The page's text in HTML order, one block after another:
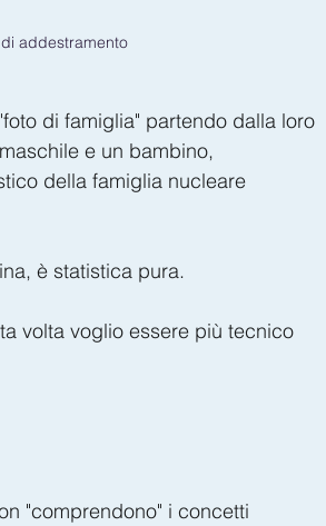
addestramento
di famiglia" partendo dalla loro
e un bambino,
della famiglia nucleare
è statistica pura.
volta voglio essere più tecnico
"comprendono" i concetti